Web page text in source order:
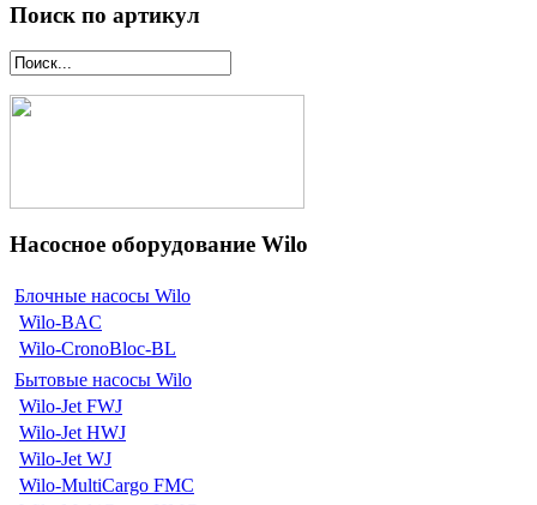
Поиск по артикул
Насосное оборудование Wilo
Блочные насосы Wilo
Wilo-BAC
Wilo-CronoBloc-BL
Бытовые насосы Wilo
Wilo-Jet FWJ
Wilo-Jet HWJ
Wilo-Jet WJ
Wilo-MultiCargo FMC